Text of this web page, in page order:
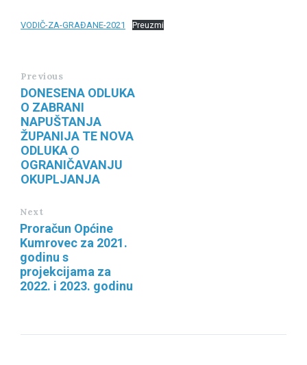
VODIČ-ZA-GRAĐANE-2021 Preuzmi
Previous
DONESENA ODLUKA
O ZABRANI
NAPUŠTANJA
ŽUPANIJA TE NOVA
ODLUKA O
OGRANIČAVANJU
OKUPLJANJA
Next
Proračun Općine
Kumrovec za 2021.
godinu s
projekcijama za
2022. i 2023. godinu